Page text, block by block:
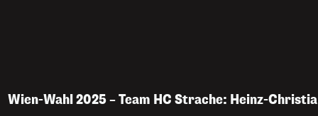
Wien-Wahl 2025 – Team HC Strache: Heinz-